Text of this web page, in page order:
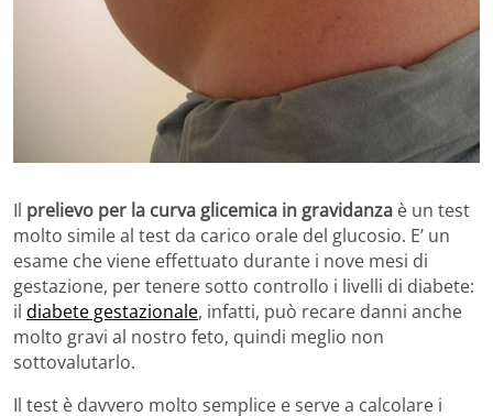
Il prelievo per la curva glicemica in gravidanza è un test
molto simile al test da carico orale del glucosio. E’ un
esame che viene effettuato durante i nove mesi di
gestazione, per tenere sotto controllo i livelli di diabete:
il diabete gestazionale, infatti, può recare danni anche
molto gravi al nostro feto, quindi meglio non
sottovalutarlo.
Il test è davvero molto semplice e serve a calcolare i